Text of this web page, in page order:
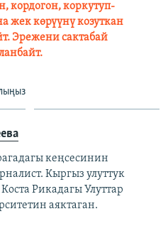
кордогон, коркутуп-
жек көрүүнү козуткан
Эрежени сактабай
кеңсесинин
Кыргыз улуттук
Рикадагы Улуттар
аяктаган.